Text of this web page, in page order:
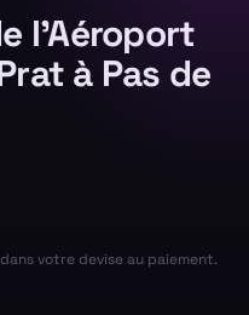
l'Aéroport
à Pas de
votre devise au paiement.